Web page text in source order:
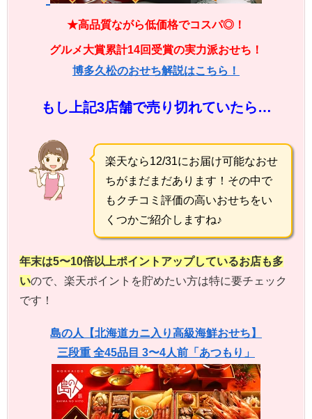
★高品質ながら低価格でコスパ◎！
グルメ大賞累計14回受賞の実力派おせち！
博多久松のおせち解説はこちら！
もし上記3店舗で売り切れていたら…
楽天なら12/31にお届け可能なおせ
ちがまだまだあります！その中で
もクチコミ評価の高いおせちをい
くつかご紹介しますね♪
年末は5〜10倍以上ポイントアップしているお店も多
いので、楽天ポイントを貯めたい方は特に要チェック
です！
島の人【北海道カニ入り高級海鮮おせち】
三段重 全45品目 3〜4人前「あつもり」